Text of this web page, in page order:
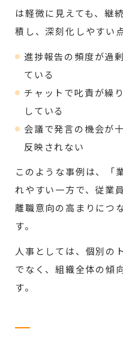
は軽微に見えても、継
積し、深刻化しやすい
進捗報告の頻度が過
ている
チャットで叱責が繰
している
会議で発言の機会が
反映されない
このような事例は、「
れやすい一方で、従業
離職意向の高まりにつ
す。
人事としては、個別の
でなく、組織全体の傾
す。